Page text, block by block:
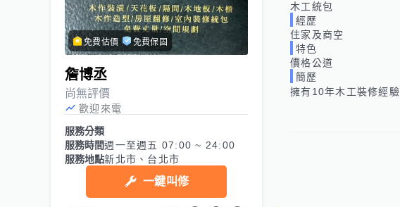
免費估價 免費保固
詹博丞
尚無評價
歡迎來電
服務分類
服務時間週一至週五 07:00 ~ 24:00
服務地點新北市、台北市
一鍵叫修
木工統包
經歷
住家及商空
特色
價格公道
簡歷
擁有10年木工裝修經驗